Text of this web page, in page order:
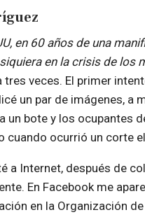
en 60 años de una
en la crisis de los
veces. El primer
un par de imágenes, a
un bote y los ocupantes
cuando ocurrió un corte
a Internet, después de
En Facebook me
en la Organización de